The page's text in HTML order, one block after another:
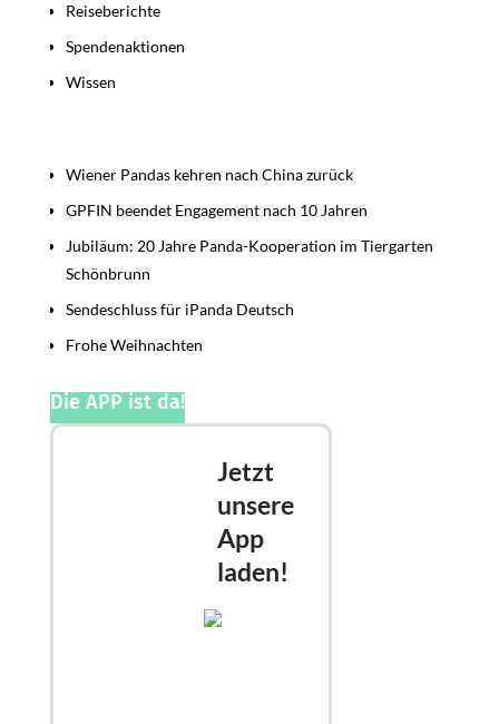
Reiseberichte
Spendenaktionen
Wissen
Wiener Pandas kehren nach China zurück
GPFIN beendet Engagement nach 10 Jahren
Jubiläum: 20 Jahre Panda-Kooperation im Tiergarten
Schönbrunn
Sendeschluss für iPanda Deutsch
Frohe Weihnachten
Die APP ist da!
Jetzt
unsere
App
laden!